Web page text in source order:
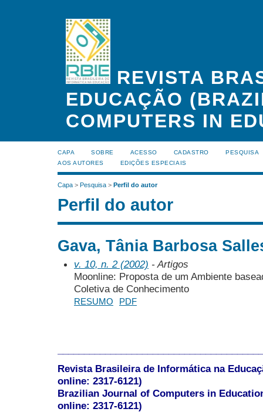
REVISTA
EDUCAÇÃO
COMPUTERS IN
CAPA SOBRE ACESSO CADASTRO
PESQUISA
AOS AUTORES
EDIÇÕES ESPECIAIS
Capa > Pesquisa > Perfil do autor
Perfil do autor
Gava, Tânia Barbosa
v. 10, n. 2 (2002) - Artigos
Moonline: Proposta de um Ambiente
Coletiva de Conhecimento
RESUMO PDF
Revista Brasileira de Informática na
online: 2317-6121)
Brazilian Journal of Computers in
online: 2317-6121)